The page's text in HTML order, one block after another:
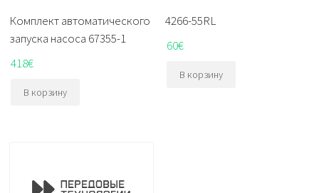
Комплект автоматического
запуска насоса 67355-1
418€
В корзину
4266-55RL
60€
В корзину